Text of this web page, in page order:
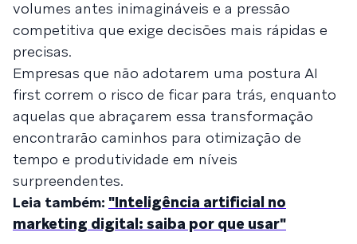
volumes antes inimagináveis e a pressão
competitiva que exige decisões mais rápidas e
precisas.
Empresas que não adotarem uma postura AI
first correm o risco de ficar para trás, enquanto
aquelas que abraçarem essa transformação
encontrarão caminhos para otimização de
tempo e produtividade em níveis
surpreendentes.
Leia também: "Inteligência artificial no
marketing digital: saiba por que usar"